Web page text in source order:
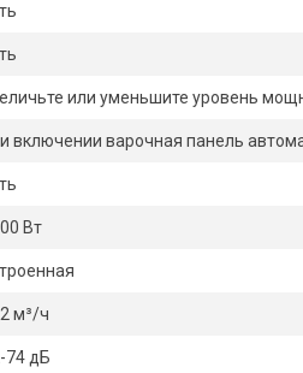
или уменьшите уровень
включении варочная панель
Вт
м³/ч
74 дБ